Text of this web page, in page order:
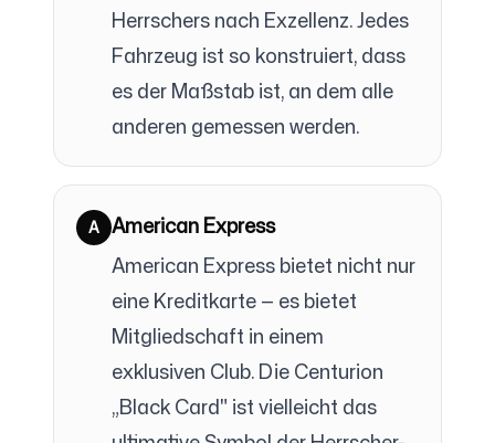
Herrschers nach Exzellenz. Jedes
Fahrzeug ist so konstruiert, dass
es der Maßstab ist, an dem alle
anderen gemessen werden.
A American Express
American Express bietet nicht nur
eine Kreditkarte — es bietet
Mitgliedschaft in einem
exklusiven Club. Die Centurion
„Black Card" ist vielleicht das